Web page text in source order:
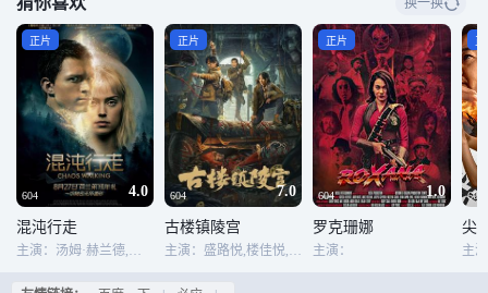
换一换
604 4.0
正片
混沌行走
主演：汤姆·赫兰德,黛西·雷德利,德米安·比齐尔,大卫·奥伊罗,科特·萨特,辛西娅·艾莉佛,贝瑟妮·安妮·林德,麦斯·米科尔森,尼克·乔纳斯,雷·迈克金农,文森特·莱克莱尔,布兰·克洛卡雷尔,蒂龙·本斯金,弗兰克·方丹,帕特里克·加洛,玛丽莲·迪恩-罗比齐,朱利安·瑞钦斯,迈克尔·戴森,马克斯韦尔·麦卡比-洛克斯,迈克尔·亚穆什,布莱恩·亚历山大,奥妮克·阿德莉,克劳迪娅·贝索,奥斯卡·贾恩那达,塔拉·尼科迪莫,哈里森·奥斯特菲尔德
604 7.0
正片
古楼镇陵宫
主演：盛路悦,楼佳悦,白浩晨,时大髦
604 1.0
正片
罗克珊娜
主演：
604
正
尖